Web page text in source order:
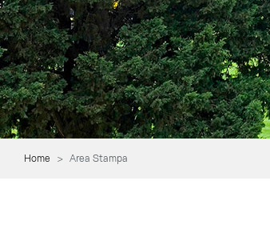
Home Area Stampa